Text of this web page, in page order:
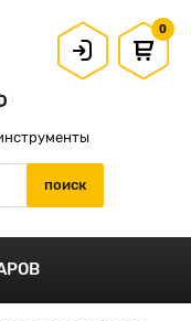
0